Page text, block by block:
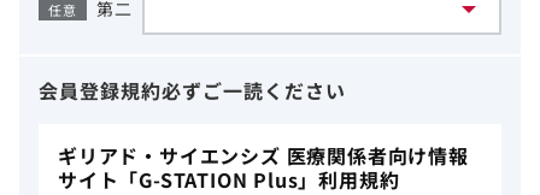
任意 第二
会員登録規約必ずご一読ください
ギリアド・サイエンシズ 医療関係者向け情報
サイト「G-STATION Plus」利用規約